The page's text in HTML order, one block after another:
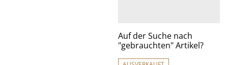
Auf der Suche nach
"gebrauchten" Artikel?